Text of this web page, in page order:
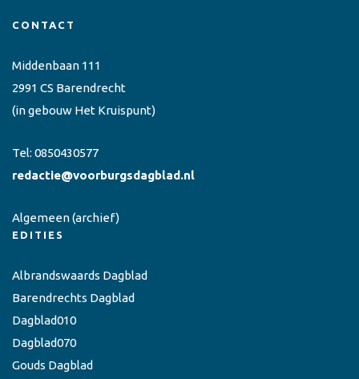
CONTACT
Middenbaan 111
2991 CS Barendrecht
(in gebouw Het Kruispunt)
Tel: 0850430577
redactie@voorburgsdagblad.nl
Algemeen(archief)
EDITIES
Albrandswaards Dagblad
Barendrechts Dagblad
Dagblad010
Dagblad070
Gouds Dagblad